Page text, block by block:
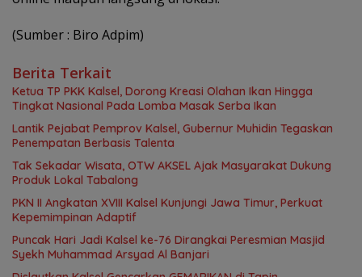
(Sumber : Biro Adpim)
Berita Terkait
Ketua TP PKK Kalsel, Dorong Kreasi Olahan Ikan Hingga
Tingkat Nasional Pada Lomba Masak Serba Ikan
Lantik Pejabat Pemprov Kalsel, Gubernur Muhidin Tegaskan
Penempatan Berbasis Talenta
Tak Sekadar Wisata, OTW AKSEL Ajak Masyarakat Dukung
Produk Lokal Tabalong
PKN II Angkatan XVIII Kalsel Kunjungi Jawa Timur, Perkuat
Kepemimpinan Adaptif
Puncak Hari Jadi Kalsel ke-76 Dirangkai Peresmian Masjid
Syekh Muhammad Arsyad Al Banjari